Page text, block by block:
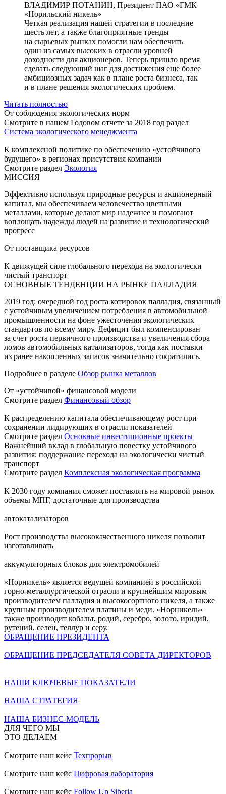
ВЛАДИМИР ПОТАНИН, Президент ПАО «ГМК
«Норильский никель»
Четкая реализация нашей стратегии в последние
шесть лет, а также благоприятные тренды
на сырьевых рынках помогли нам обеспечить
один из самых высоких в отрасли уровней
доходности для акционеров. Теперь пришло время
сделать следующий шаг для достижения еще более
амбициозных задач как в плане роста бизнеса, так
и в плане решения экологических проблем.
Читать полностью
От соблюдения экологических норм
Смотрите в нашем Годовом отчете за 2018 год раздел
Система экологического менеджмента
К комплексной политике по обеспечению «устойчивого
будущего» в регионах присутствия компании
Смотрите раздел Экология
МИССИЯ
Эффективно используя природные ресурсы и акционерный
капитал, мы обеспечиваем человечество цветными
металлами, которые делают мир надежнее и помогают
воплощать надежды людей на развитие и технологический
прогресс
От поставщика ресурсов
К движущей силе глобального перехода на экологически
чистый транспорт
ОСНОВНЫЕ ТЕНДЕНЦИИ НА РЫНКЕ ПАЛЛАДИЯ
2019 год: очередной год роста котировок палладия, связанный
с устойчивым увеличением потребления в автомобильной
промышленности на фоне ужесточения экологических
стандартов по всему миру. Дефицит был компенсирован
за счет роста первичного производства и увеличения сбора
ломов автомобильных катализаторов, тогда как поставки
из ранее накопленных запасов значительно сократились.
Подробнее в разделе Обзор рынка металлов
От «устойчивой» финансовой модели
Смотрите раздел Финансовый обзор
К распределению капитала обеспечивающему рост при
сохранении лидирующих в отрасли показателей
Смотрите раздел Основные инвестиционные проекты
Важнейший вклад в глобальную повестку устойчивого
развития: поддержание перехода на экологически чистый
транспорт
Смотрите раздел Комплексная экологическая программа
К 2030 году компания сможет поставлять на мировой рынок
объемы МПГ, достаточные для производства
автокатализаторов
Рост производства высококачественного никеля позволит
изготавливать
аккумуляторных блоков для электромобилей
«Норникель» является ведущей компанией в российской
горно-металлургической отрасли и крупнейшим мировым
производителем палладия и высокосортного никеля, а также
крупным производителем платины и меди. «Норникель»
также производит кобальт, родий, серебро, золото, иридий,
рутений, селен, теллур и серу.
ОБРАЩЕНИЕ ПРЕЗИДЕНТА
ОБРАЩЕНИЕ ПРЕДСЕДАТЕЛЯ СОВЕТА ДИРЕКТОРОВ
НАШИ КЛЮЧЕВЫЕ ПОКАЗАТЕЛИ
НАША СТРАТЕГИЯ
НАША БИЗНЕС-МОДЕЛЬ
ДЛЯ ЧЕГО МЫ
ЭТО ДЕЛАЕМ
Смотрите наш кейс Техпрорыв
Смотрите наш кейс Цифровая лаборатория
Смотрите наш кейс Follow Up Siberia